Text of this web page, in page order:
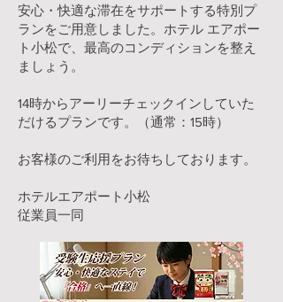
安心・快適な滞在をサポートする特別プ
ランをご用意しました。ホテル エアポー
ト小松で、最高のコンディションを整え
ましょう。
14時からアーリーチェックインしていた
だけるプランです。（通常：15時）
​お客様のご利用をお待ちしております。
ホテルエアポート小松
従業員一同